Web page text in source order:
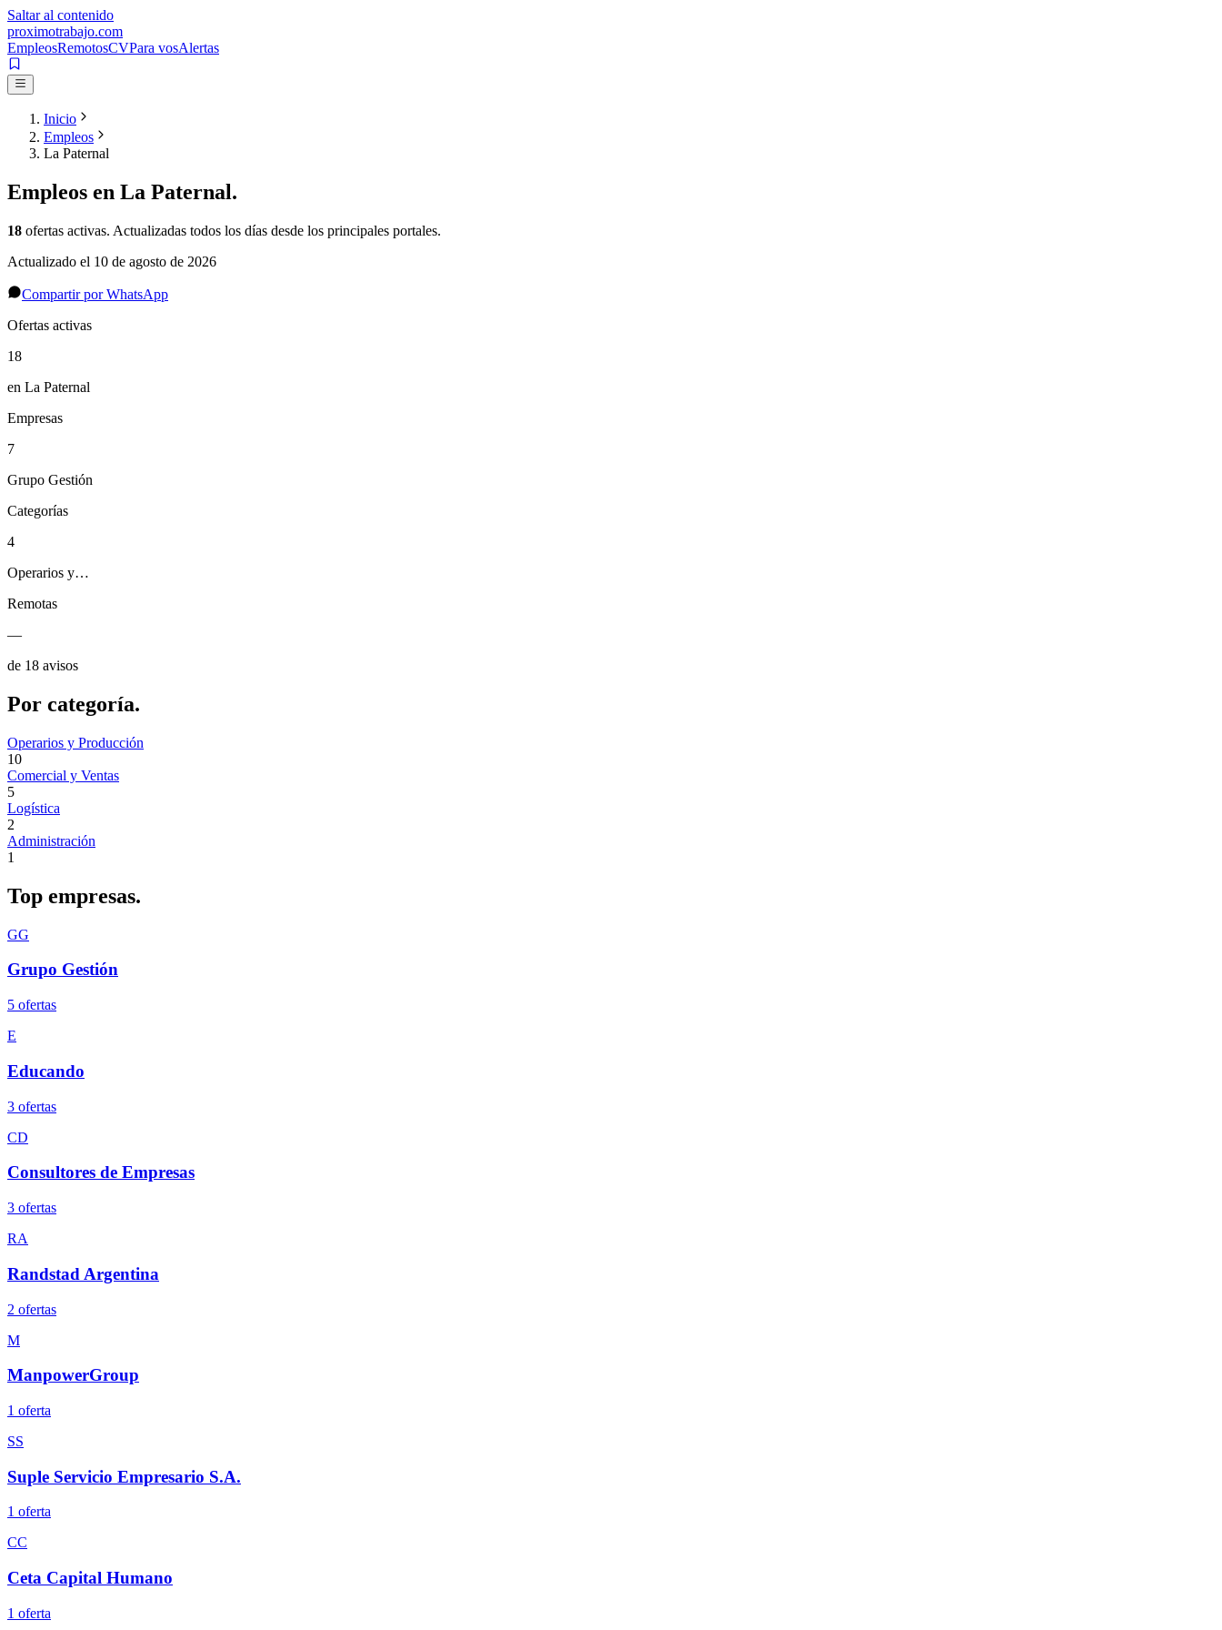
Saltar al contenido
proximotrabajo.com
EmpleosRemotosCVPara vosAlertas
Inicio
Empleos
La Paternal
Empleos en La Paternal.
18 ofertas activas. Actualizadas todos los días desde los principales portales.
Actualizado el 10 de agosto de 2026
Compartir por WhatsApp
Ofertas activas
18
en La Paternal
Empresas
7
Grupo Gestión
Categorías
4
Operarios y…
Remotas
—
de 18 avisos
Por categoría.
Operarios y Producción
10
Comercial y Ventas
5
Logística
2
Administración
1
Top empresas.
GG
Grupo Gestión
5 ofertas
E
Educando
3 ofertas
CD
Consultores de Empresas
3 ofertas
RA
Randstad Argentina
2 ofertas
M
ManpowerGroup
1 oferta
SS
Suple Servicio Empresario S.A.
1 oferta
CC
Ceta Capital Humano
1 oferta